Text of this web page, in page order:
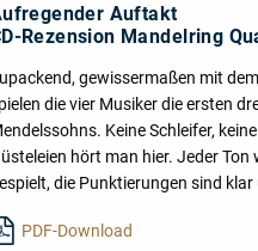
Auftakt
Rezension Mandelring
gewissermaßen mit
die vier Musiker die ersten
Keine Schleifer,
hört man hier. Jeder Ton
die Punktierungen sind
PDF-Download